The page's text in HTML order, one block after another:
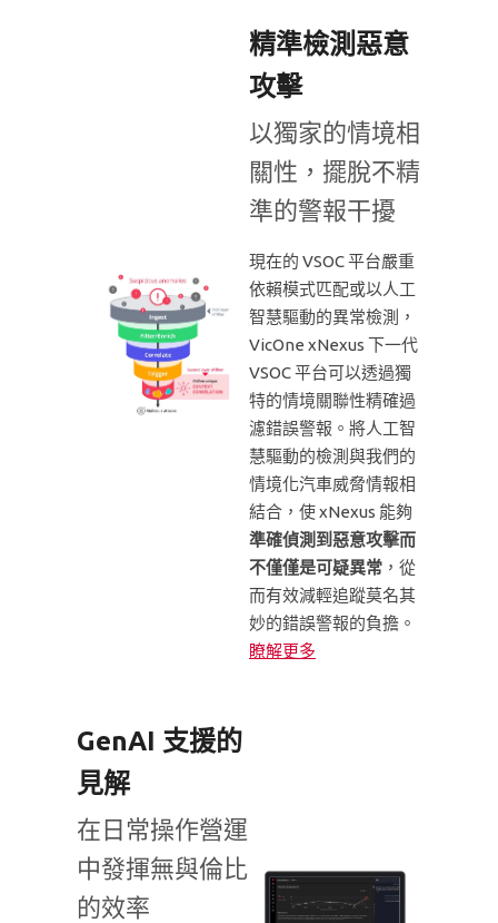
精準檢測惡意
攻擊
以獨家的情境相
關性，擺脫不精
準的警報干擾
現在的 VSOC 平台嚴重
依賴模式匹配或以人工
智慧驅動的異常檢測，
VicOne xNexus 下一代
VSOC 平台可以透過獨
特的情境關聯性精確過
濾錯誤警報。將人工智
慧驅動的檢測與我們的
情境化汽車威脅情報相
結合，使 xNexus 能夠
準確偵測到惡意攻擊而
不僅僅是可疑異常 ，從
而有效減輕追蹤莫名其
妙的錯誤警報的負擔。
瞭解更多
GenAI 支援的
見解
在日常操作營運
中發揮無與倫比
的效率